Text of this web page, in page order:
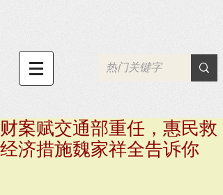
财案赋交通部重任，惠民救
经济措施魏家祥全告诉你